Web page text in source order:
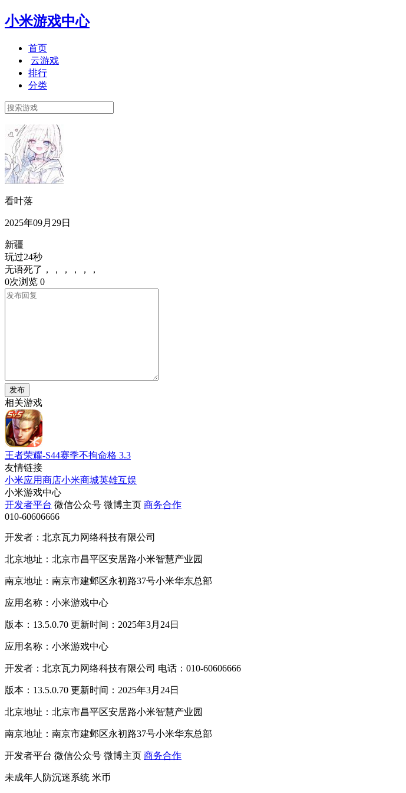
小米游戏中心
首页
云游戏
排行
分类
看叶落
2025年09月29日
新疆
玩过24秒
无语死了，，，，，，
0次浏览 0
发布
相关游戏
王者荣耀-S44赛季不拘命格 3.3
友情链接
小米应用商店小米商城英雄互娱
小米游戏中心
开发者平台 微信公众号 微博主页 商务合作
010-60606666
开发者：北京瓦力网络科技有限公司
北京地址：北京市昌平区安居路小米智慧产业园
南京地址：南京市建邺区永初路37号小米华东总部
应用名称：小米游戏中心
版本：13.5.0.70 更新时间：2025年3月24日
应用名称：小米游戏中心
开发者：北京瓦力网络科技有限公司 电话：010-60606666
版本：13.5.0.70 更新时间：2025年3月24日
北京地址：北京市昌平区安居路小米智慧产业园
南京地址：南京市建邺区永初路37号小米华东总部
开发者平台 微信公众号 微博主页 商务合作
未成年人防沉迷系统 米币